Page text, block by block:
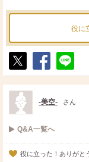
役に
ポ
ス
ト
シ
ェ
送
る
-美空- さん
Q&A一覧へ
役に立った！ありがと